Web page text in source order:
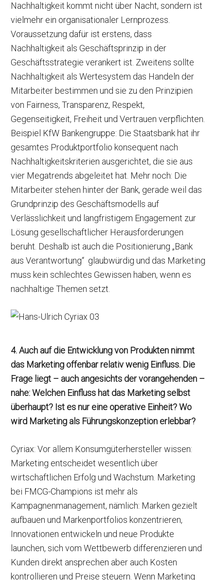
Nachhaltigkeit kommt nicht über Nacht, sondern ist
vielmehr ein organisationaler Lernprozess.
Voraussetzung dafür ist erstens, dass
Nachhaltigkeit als Geschäftsprinzip in der
Geschäftsstrategie verankert ist. Zweitens sollte
Nachhaltigkeit als Wertesystem das Handeln der
Mitarbeiter bestimmen und sie zu den Prinzipien
von Fairness, Transparenz, Respekt,
Gegenseitigkeit, Freiheit und Vertrauen verpflichten.
Beispiel KfW Bankengruppe: Die Staatsbank hat ihr
gesamtes Produktportfolio konsequent nach
Nachhaltigkeitskriterien ausgerichtet, die sie aus
vier Megatrends abgeleitet hat. Mehr noch: Die
Mitarbeiter stehen hinter der Bank, gerade weil das
Grundprinzip des Geschäftsmodells auf
Verlässlichkeit und langfristigem Engagement zur
Lösung gesellschaftlicher Herausforderungen
beruht. Deshalb ist auch die Positionierung „Bank
aus Verantwortung“ glaubwürdig und das Marketing
muss kein schlechtes Gewissen haben, wenn es
nachhaltige Themen setzt.
4.Auch auf die Entwicklung von Produkten nimmt
das Marketing offenbar relativ wenig Einfluss. Die
Frage liegt – auch angesichts der vorangehenden –
nahe: Welchen Einfluss hat das Marketing selbst
überhaupt? Ist es nur eine operative Einheit? Wo
wird Marketing als Führungskonzeption erlebbar?
Cyriax: Vor allem Konsumgüterhersteller wissen:
Marketing entscheidet wesentlich über
wirtschaftlichen Erfolg und Wachstum. Marketing
bei FMCG-Champions ist mehr als
Kampagnenmanagement, nämlich: Marken gezielt
aufbauen und Markenportfolios konzentrieren,
Innovationen entwickeln und neue Produkte
launchen, sich vom Wettbewerb differenzieren und
Kunden direkt ansprechen aber auch Kosten
kontrollieren und Preise steuern. Wenn Marketing